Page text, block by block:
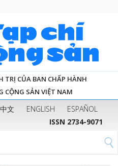
TRỊ CỦA BAN CHẤP HÀNH
CỘNG SẢN VIỆT NAM
中文 ENGLISH
ESPAÑOL
ISSN 2734-9071